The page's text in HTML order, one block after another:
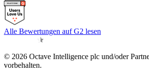
Alle Bewertungen auf G2 lesen
© 2026 Octave Intelligence plc und/oder
vorbehalten.